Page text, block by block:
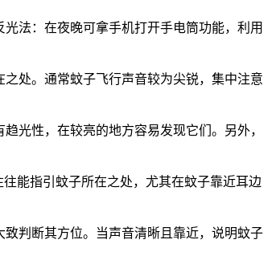
法：在夜晚可拿手机打开手电筒功能，利用
处。通常蚊子飞行声音较为尖锐，集中注意
光性，在较亮的地方容易发现它们。另外，
能指引蚊子所在之处，尤其在蚊子靠近耳边
判断其方位。当声音清晰且靠近，说明蚊子